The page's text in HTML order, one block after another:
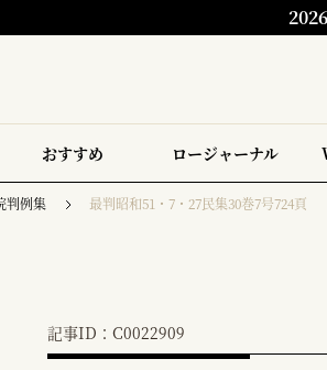
おすすめ ロージャーナル
判例集 最判昭和51・7・27民集30巻7号724頁
記事ID：C0022909